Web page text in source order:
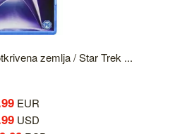
zemlja / Star Trek ...
EUR
USD